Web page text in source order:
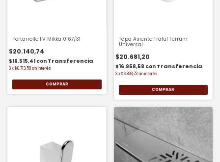
Portarrollo FV Mikka 0167/31
$20.140,74
$16.515,41 con
3x$6.713,58sin interés
Tapa Asiento Traful Ferrum
Universal
$20.681,20
$16.958,58 con
3 x$6.893,73 sin interés